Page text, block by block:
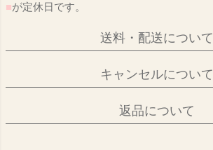
■が定休日です。
送料・配送について
キャンセルについて
返品について